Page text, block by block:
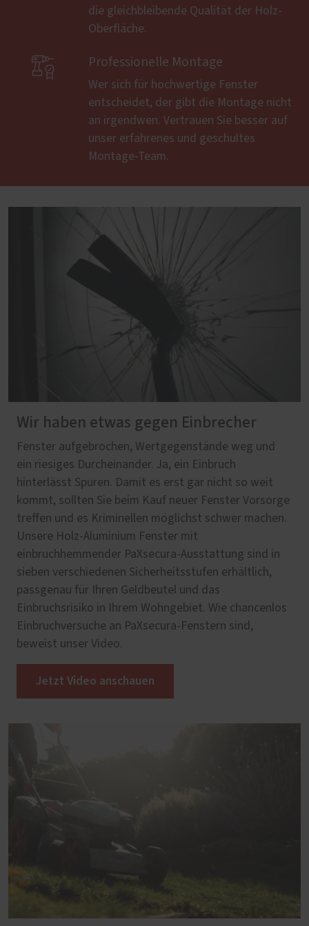
die gleichbleibende Qualität der Holz-
Oberfläche.
 Professionelle Montage
Wer sich für hochwertige Fenster
entscheidet, der gibt die Montage nicht
an irgendwen. Vertrauen Sie besser auf
unser erfahrenes und geschultes
Montage-Team.
Wir haben etwas gegen Einbrecher
Fenster aufgebrochen, Wertgegenstände weg und
ein riesiges Durcheinander. Ja, ein Einbruch
hinterlässt Spuren. Damit es erst gar nicht so weit
kommt, sollten Sie beim Kauf neuer Fenster Vorsorge
treffen und es Kriminellen möglichst schwer machen.
Unsere Holz-Aluminium Fenster mit
einbruchhemmender PaXsecura-Ausstattung sind in
sieben verschiedenen Sicherheitsstufen erhältlich,
passgenau für Ihren Geldbeutel und das
Einbruchsrisiko in Ihrem Wohngebiet. Wie chancenlos
Einbruchversuche an PaXsecura-Fenstern sind,
beweist unser Video.
Jetzt Video anschauen